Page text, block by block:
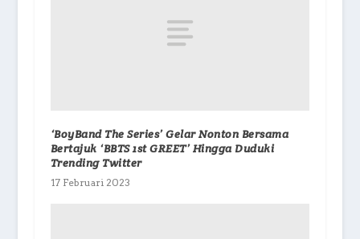
‘BoyBand The Series’ Gelar Nonton Bersama
Bertajuk ‘BBTS 1st GREET’ Hingga Duduki
Trending Twitter
17 Februari 2023